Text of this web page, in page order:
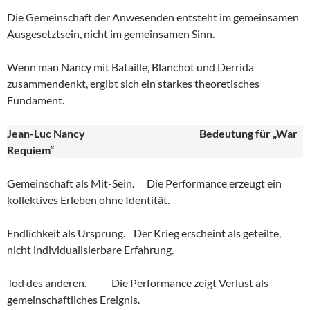
Die Gemeinschaft der Anwesenden entsteht im gemeinsamen
Ausgesetztsein, nicht im gemeinsamen Sinn.
Wenn man Nancy mit Bataille, Blanchot und Derrida
zusammendenkt, ergibt sich ein starkes theoretisches
Fundament.
Jean-Luc Nancy
Bedeutung für „War
Requiem“
Gemeinschaft als Mit-Sein. Die Performance erzeugt ein
kollektives Erleben ohne Identität.
Endlichkeit als Ursprung. Der Krieg erscheint als geteilte,
nicht individualisierbare Erfahrung.
Tod des anderen. Die Performance zeigt Verlust als
gemeinschaftliches Ereignis.